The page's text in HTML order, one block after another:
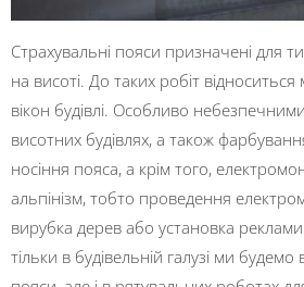
Страхувальні пояси призначені для
на висоті. До таких робіт
вікон будівлі. Особливо
висотних будівлях, а також
носіння пояса, а крім того,
альпінізм, тобто проведення
вирубка дерев або установка
тільки в будівельній галузі ми